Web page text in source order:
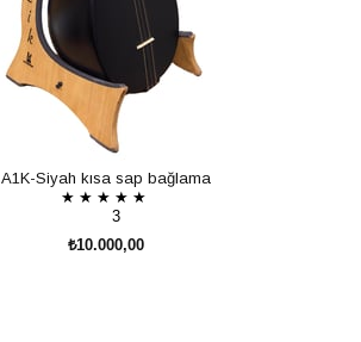
A1K-Siyah kısa sap bağlama
★ ★ ★ ★ ★
3
₺10.000,00